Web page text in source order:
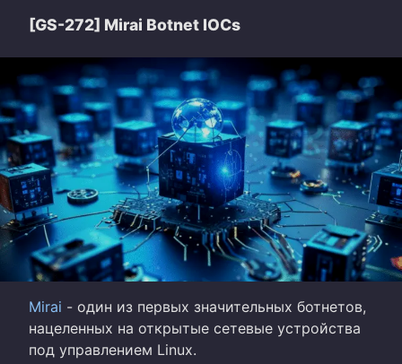
[GS-272] Mirai Botnet IOCs
Mirai - один из первых значительных ботнетов,
нацеленных на открытые сетевые устройства
под управлением Linux.